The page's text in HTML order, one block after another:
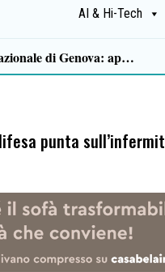
AI & Hi-Tech
punta